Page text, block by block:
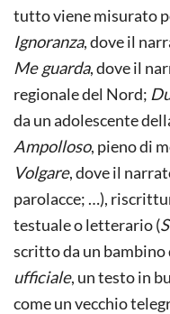
tutto viene misurato
Ignoranza, dove il
Me guarda, dove il
regionale del Nord;
da un adolescente
Ampolloso, pieno di
Volgare, dove il
parolacce; …),
testuale o letterario (
scritto da un
ufficiale, un testo in
come un vecchio